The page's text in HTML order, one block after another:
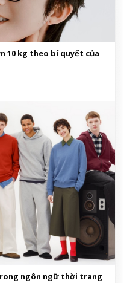
10 kg theo bí quyết của
ngôn ngữ thời trang